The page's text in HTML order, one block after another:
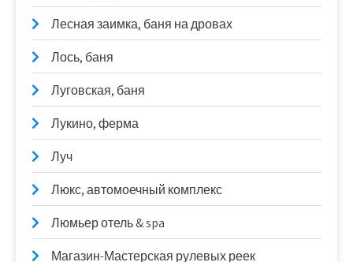
Лесная заимка, баня на дровах
Лось, баня
Луговская, баня
Лукино, ферма
Луч
Люкс, автомоечный комплекс
Люмьер отель & spa
Магазин-Мастерская рулевых реек